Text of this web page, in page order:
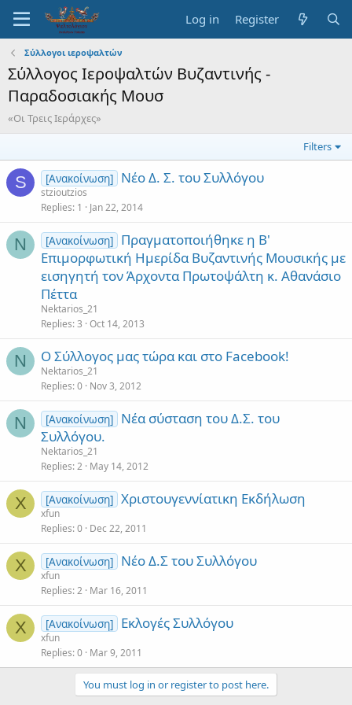
Log in Register
Σύλλογοι ιεροψαλτών
Σύλλογος Ιεροψαλτών Βυζαντινής -
Παραδοσιακής Μουσ
«Οι Τρεις Ιεράρχες»
Filters
S [Ανακοίνωση] Νέο Δ. Σ. του Συλλόγου
stzioutzios
Replies 1 Jan 22, 2014
N [Ανακοίνωση] Πραγματοποιήθηκε η Β'
Επιμορφωτική Ημερίδα Βυζαντινής Μουσικής με
εισηγητή τον Άρχοντα Πρωτοψάλτη κ. Αθανάσιο
Πέττα
Nektarios_21
Replies 3 Oct 14, 2013
N Ο Σύλλογος μας τώρα και στο Facebook!
Nektarios_21
Replies 0 Nov 3, 2012
N [Ανακοίνωση] Νέα σύσταση του Δ.Σ. του
Συλλόγου.
Nektarios_21
Replies 2 May 14, 2012
X [Ανακοίνωση] Χριστουγεννίατικη Εκδήλωση
xfun
Replies 0 Dec 22, 2011
X [Ανακοίνωση] Νέο Δ.Σ του Συλλόγου
xfun
Replies 2 Mar 16, 2011
X [Ανακοίνωση] Εκλογές Συλλόγου
xfun
Replies 0 Mar 9, 2011
You must log in or register to post here.